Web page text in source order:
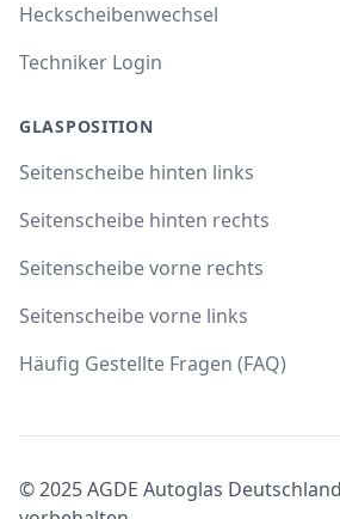
Heckscheibenwechsel
Techniker Login
GLASPOSITION
Seitenscheibe hinten links
Seitenscheibe hinten rechts
Seitenscheibe vorne rechts
Seitenscheibe vorne links
Häufig Gestellte Fragen (FAQ)
© 2025 AGDE Autoglas